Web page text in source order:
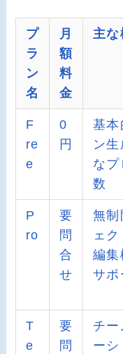
プ
ラ
ン
名
月
額
料
金
主な
F
re
e
0
円
基本
ン
なプ
数
P
ro
要
問
合
せ
無制
ェ
編集
サポ
T
e
要
問
チー
ーシ